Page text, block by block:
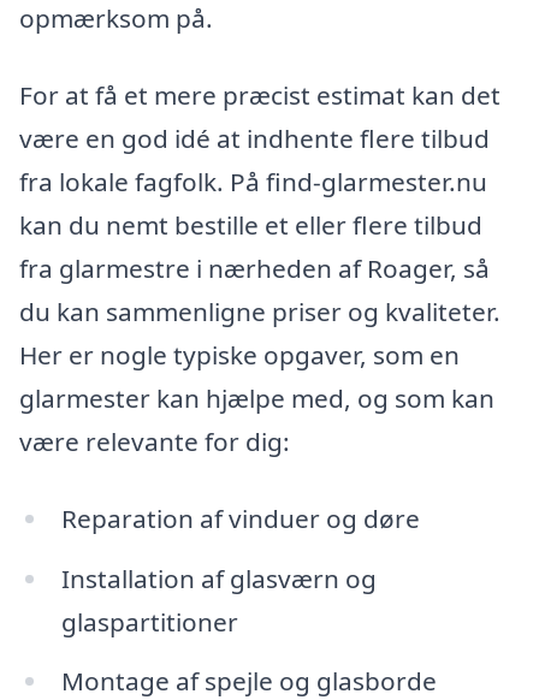
opmærksom på.
For at få et mere præcist estimat kan det
være en god idé at indhente flere tilbud
fra lokale fagfolk. På find-glarmester.nu
kan du nemt bestille et eller flere tilbud
fra glarmestre i nærheden af Roager, så
du kan sammenligne priser og kvaliteter.
Her er nogle typiske opgaver, som en
glarmester kan hjælpe med, og som kan
være relevante for dig:
Reparation af vinduer og døre
Installation af glasværn og
glaspartitioner
Montage af spejle og glasborde